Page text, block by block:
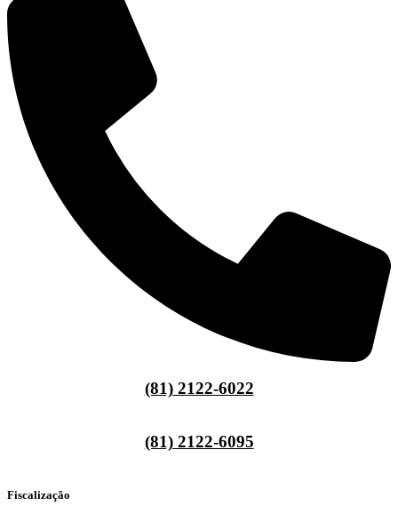
(81) 2122-6022
(81) 2122-6095
Fiscalização